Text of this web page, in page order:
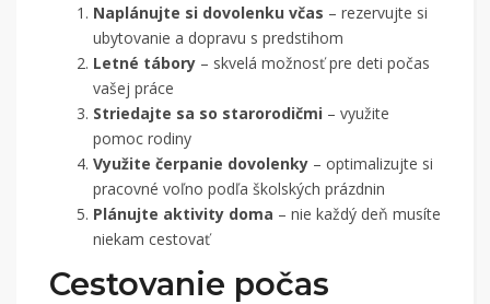
Naplánujte si dovolenku včas – rezervujte si
ubytovanie a dopravu s predstihom
Letné tábory – skvelá možnosť pre deti počas
vašej práce
Striedajte sa so starorodičmi – využite
pomoc rodiny
Využite čerpanie dovolenky – optimalizujte si
pracovné voľno podľa školských prázdnin
Plánujte aktivity doma – nie každý deň musíte
niekam cestovať
Cestovanie počas